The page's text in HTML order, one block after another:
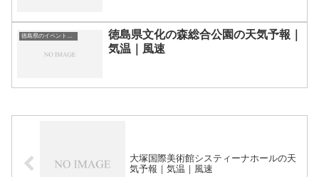
徳島県のイベント会場一覧
徳島県文化の森総合公園の天気予報｜
気温｜風速
大塚国際美術館システィーナホールの天
気予報｜気温｜風速